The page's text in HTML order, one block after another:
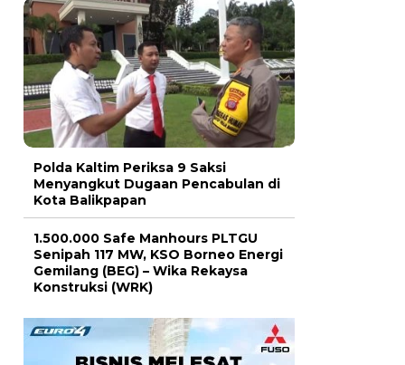
Polda Kaltim Periksa 9 Saksi
Menyangkut Dugaan Pencabulan di
Kota Balikpapan
1.500.000 Safe Manhours PLTGU
Senipah 117 MW, KSO Borneo Energi
Gemilang (BEG) – Wika Rekaysa
Konstruksi (WRK)